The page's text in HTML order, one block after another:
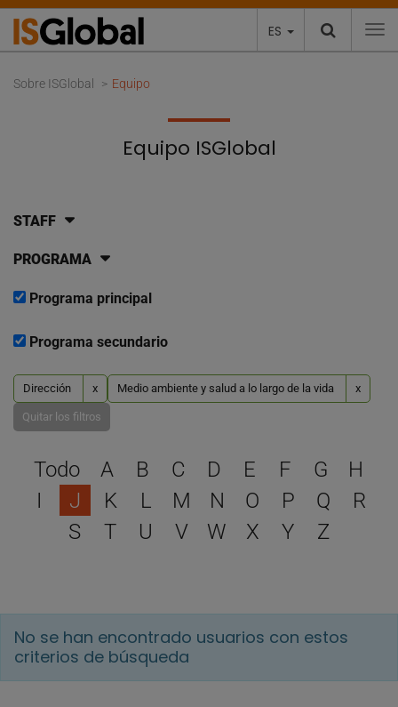
ES
Sobre ISGlobal Equipo
Equipo ISGlobal
STAFF
PROGRAMA
Programa principal
Programa secundario
Dirección x Medio ambiente y salud a lo largo de la vida x
Quitar los filtros
Selecciona una letra
Todo A B C D E F G
H
I
J K L M N O P Q
R
S
T U V W X Y Z
No se han encontrado usuarios con estos
criterios de búsqueda